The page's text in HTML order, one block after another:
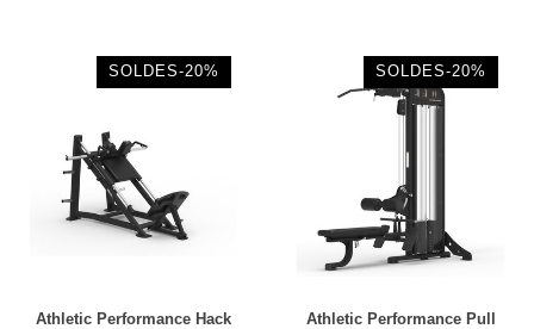
SOLDES-20%
Athletic Performance Hack
SOLDES-20%
Athletic Performance Pull